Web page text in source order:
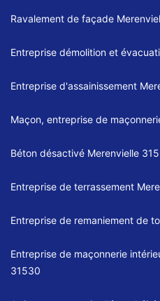
Ravalement de façade
Entreprise démolition et
Entreprise d'assainissement
Maçon, entreprise de
Béton désactivé Merenvielle
Entreprise de terrassement
Entreprise de remaniement de
Entreprise de maçonnerie
31530